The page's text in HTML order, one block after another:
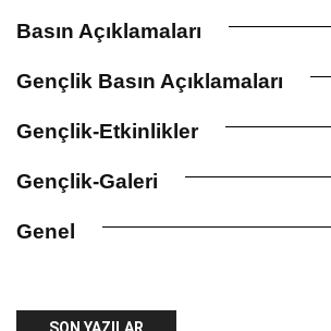
Basın Açıklamaları
Gençlik Basın Açıklamaları
Gençlik-Etkinlikler
Gençlik-Galeri
Genel